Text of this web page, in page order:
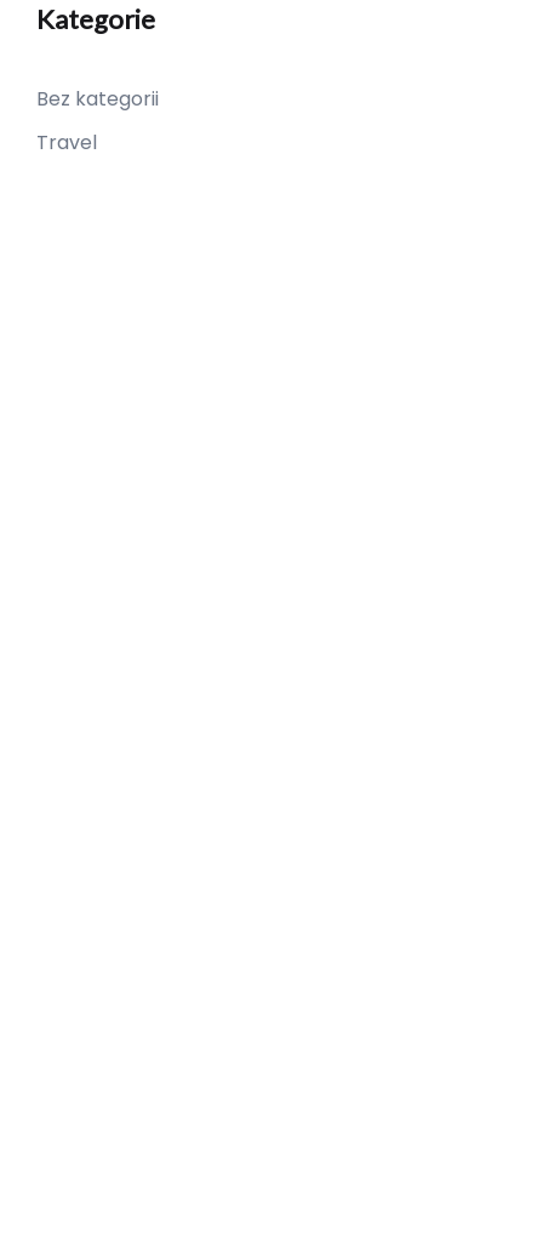
Kategorie
Bez kategorii
Travel